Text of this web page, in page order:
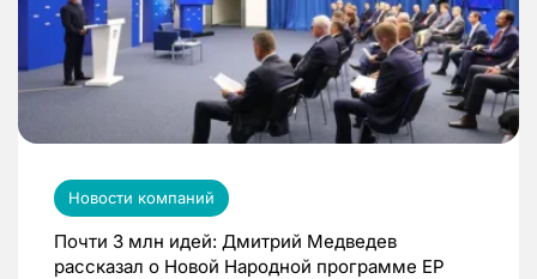
Новости компаний
Почти 3 млн идей: Дмитрий Медведев
рассказал о Новой Народной программе ЕР